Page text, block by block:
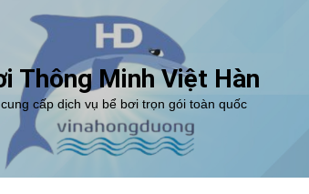
Thông Minh Việt Hàn
cấp dịch vụ bể bơi trọn gói toàn quốc